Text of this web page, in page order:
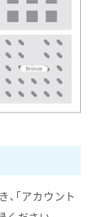
「アカウント